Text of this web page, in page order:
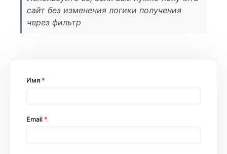
сайт без изменения логики получения
через фильтр
Имя *
Email *